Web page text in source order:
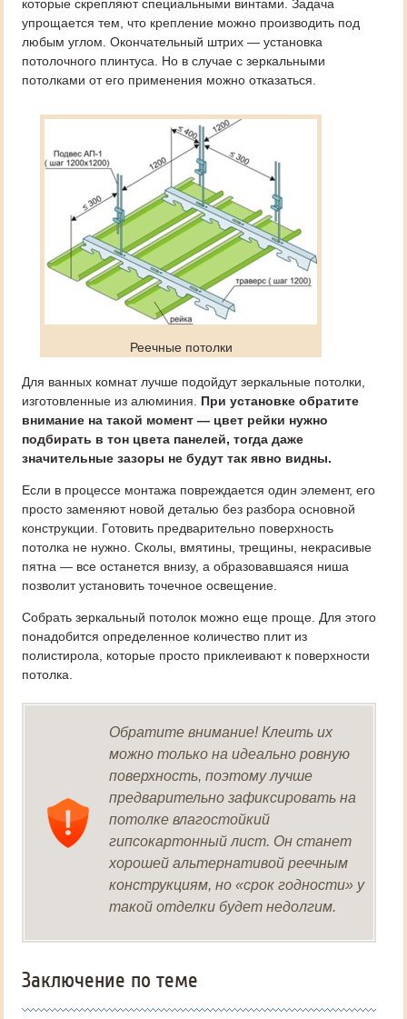
которые скрепляют специальными винтами. Задача
упрощается тем, что крепление можно производить под
любым углом. Окончательный штрих — установка
потолочного плинтуса. Но в случае с зеркальными
потолками от его применения можно отказаться.
Реечные потолки
Для ванных комнат лучше подойдут зеркальные потолки,
изготовленные из алюминия. При установке обратите
внимание на такой момент — цвет рейки нужно
подбирать в тон цвета панелей, тогда даже
значительные зазоры не будут так явно видны.
Если в процессе монтажа повреждается один элемент, его
просто заменяют новой деталью без разбора основной
конструкции. Готовить предварительно поверхность
потолка не нужно. Сколы, вмятины, трещины, некрасивые
пятна — все останется внизу, а образовавшаяся ниша
позволит установить точечное освещение.
Собрать зеркальный потолок можно еще проще. Для этого
понадобится определенное количество плит из
полистирола, которые просто приклеивают к поверхности
потолка.
Обратите внимание! Клеить их
можно только на идеально ровную
поверхность, поэтому лучше
предварительно зафиксировать на
потолке влагостойкий
гипсокартонный лист. Он станет
хорошей альтернативой реечным
конструкциям, но «срок годности» у
такой отделки будет недолгим.
Заключение по теме